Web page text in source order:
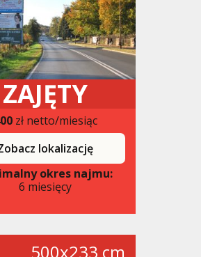
ZAJĘTY
zł netto/miesiąc
lokalizację
okres najmu:
6 miesięcy
500x233 cm